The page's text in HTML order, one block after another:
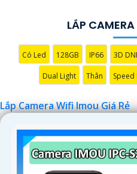
Hy vọng những thông tin
hoàn hảo cho Camera Wifi
LẮP
Có Led 128GB IP66 3D
Dual Light Thân Speed
Lắp Camera Wifi Imou Giá Rẻ